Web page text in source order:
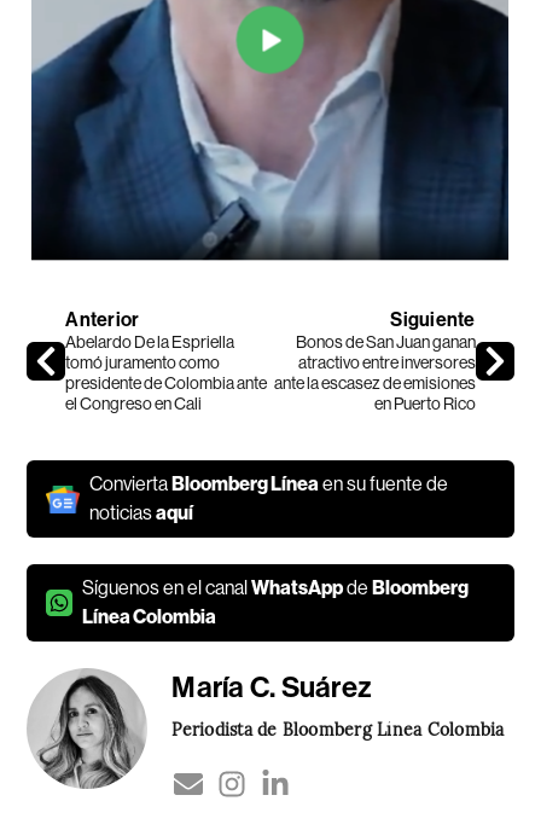
Anterior
Abelardo De la Espriella
tomó juramento como
presidente de Colombia ante
el Congreso en Cali
Siguiente
Bonos de San Juan ganan
atractivo entre inversores
ante la escasez de emisiones
en Puerto Rico
Convierta Bloomberg Líneaen su fuente de
noticiasaquí
Síguenos en el canalWhatsAppde Bloomberg
Línea Colombia
María C. Suárez
Periodista de Bloomberg Línea Colombia